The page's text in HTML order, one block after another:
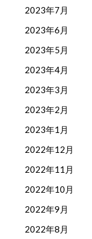
2023年7月
2023年6月
2023年5月
2023年4月
2023年3月
2023年2月
2023年1月
2022年12月
2022年11月
2022年10月
2022年9月
2022年8月